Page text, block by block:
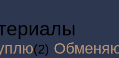
(2)